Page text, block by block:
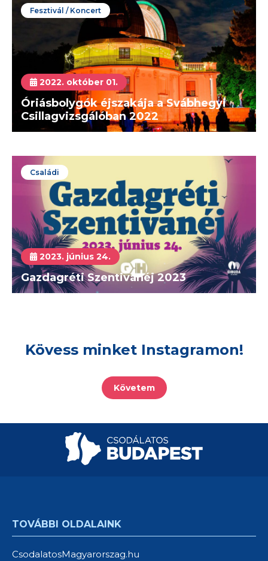
Fesztivál / Koncert
2022. október 01.
Óriásbolygók éjszakája a Svábhegyi
Csillagvizsgálóban 2022
Családi
2023. június 24.
Gazdagréti Szentivánéj 2023
Kövess minket Instagramon!
Követem
TOVÁBBI OLDALAINK
CsodalatosMagyarorszag.hu